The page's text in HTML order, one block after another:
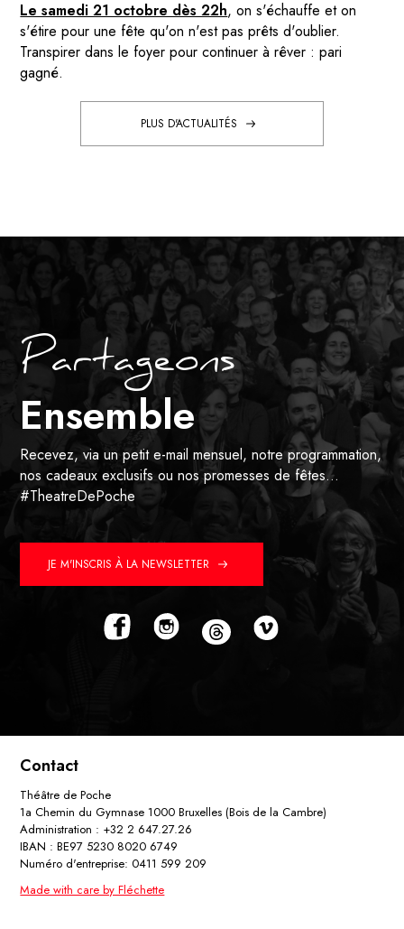
Le samedi 21 octobre dès 22h, on s'échauffe et on
s'étire pour une fête qu'on n'est pas prêts d'oublier.
Transpirer dans le foyer pour continuer à rêver : pari
gagné.
PLUS D'ACTUALITÉS
Partageons
Ensemble
Recevez, via un petit e-mail mensuel, notre programmation,
nos cadeaux exclusifs ou nos promesses de fêtes…
#TheatreDePoche
JE M'INSCRIS À LA NEWSLETTER
Contact
Théâtre de Poche
1a Chemin du Gymnase 1000 Bruxelles (Bois de la Cambre)
Administration : +32 2 647.27.26
IBAN : BE97 5230 8020 6749
Numéro d'entreprise: 0411 599 209
Made with care by Fléchette